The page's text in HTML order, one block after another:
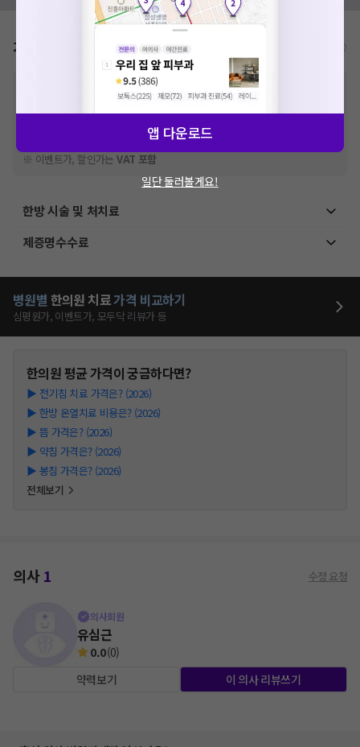
가격표
비급여 항목의 경우,추가비용 등으로 실제 가격과 상이할 수 있으니, 정확
한 가격은 해당 의료기관에 직접 문의해주세요.
※급여 항목의 경우,건강보험심사평가원에 고지되어 있는 급여 진료 기준 가
격입니다. (진료와 연관된 복합적인 비용이 추가되어, 병원마다 금액이 다르게
산정될 수 있는 점 참고 바랍니다.)
※ 이벤트가, 할인가는VAT 포함
한방 시술 및 처치료
제증명수수료
병원별 한의원 치료가격 비교하기
심평원가, 이벤트가, 모두닥 리뷰가 등
한의원평균 가격이 궁금하다면?
▶ 전기침 치료 가격은? (2026)
▶ 한방 온열치료 비용은? (2026)
▶ 뜸 가격은? (2026)
▶ 약침 가격은? (2026)
▶ 봉침 가격은? (2026)
전체보기
의사1 수정 요청
의사회원
유심근
0.0(0)
약력보기
이 의사 리뷰쓰기
앱 다운로드
일단 둘러볼게요!